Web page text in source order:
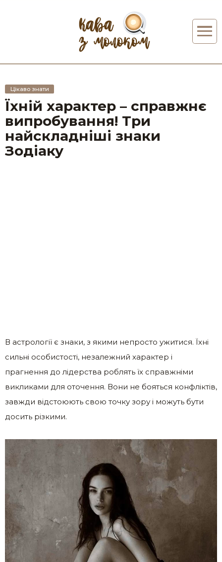
Цікаво знати
Їхній характер – справжнє
випробування! Три
найскладніші знаки
Зодіаку
В астрології є знаки, з якими непросто ужитися. Їхні
сильні особистості, незалежний характер і
прагнення до лідерства роблять їх справжніми
викликами для оточення. Вони не бояться конфліктів,
завжди відстоюють свою точку зору і можуть бути
досить різкими.